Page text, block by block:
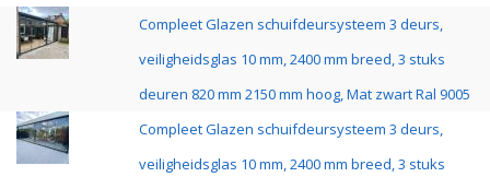
Compleet Glazen schuifdeursysteem 3 deurs,
veiligheidsglas 10 mm, 2400 mm breed, 3 stuks
deuren 820 mm 2150 mm hoog, Mat zwart Ral 9005
Compleet Glazen schuifdeursysteem 3 deurs,
veiligheidsglas 10 mm, 2400 mm breed, 3 stuks